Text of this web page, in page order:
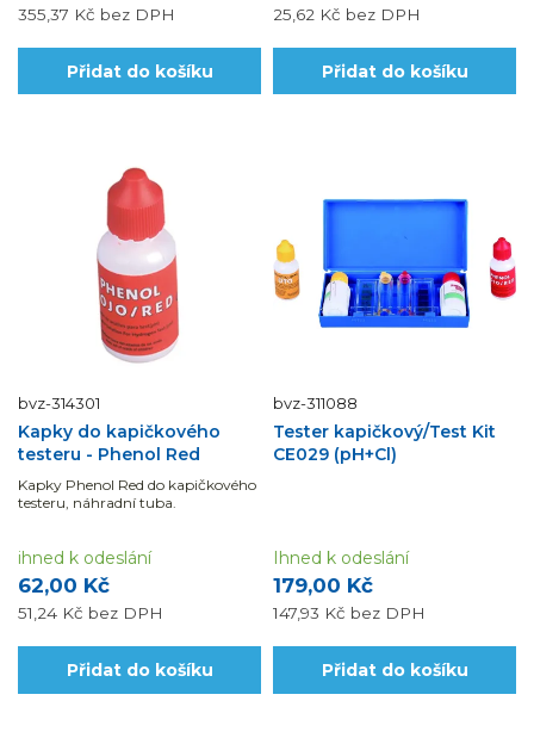
355,37 Kč bez DPH
Přidat do košíku
25,62 Kč bez DPH
Přidat do košíku
bvz-314301
Kapky do kapičkového
testeru - Phenol Red
Kapky Phenol Red do kapičkového
testeru, náhradní tuba.
62,00 Kč
51,24 Kč bez DPH
ihned k odeslání
Přidat do košíku
bvz-311088
Tester kapičkový/Test Kit
CE029 (pH+Cl)
179,00 Kč
147,93 Kč bez DPH
Ihned k odeslání
Přidat do košíku